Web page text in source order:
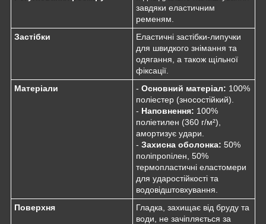
завдяки еластичним
ременям.
Застібки
Еластичні застібки-липучки
для швидкого знімання та
одягання, а також щільної
фіксації.
Матеріали
- Основний матеріал: 100%
поліестер (зносостійкий).
- Наповнення: 100%
поліетилен (360 г/м²),
амортизує удари.
- Захисна оболонка: 50%
поліпропілен, 50%
термопластичні еластомери
для ударостійкості та
водовідштовхування.
Поверхня
Гладка, захищає від бруду та
води, не зачіпляється за